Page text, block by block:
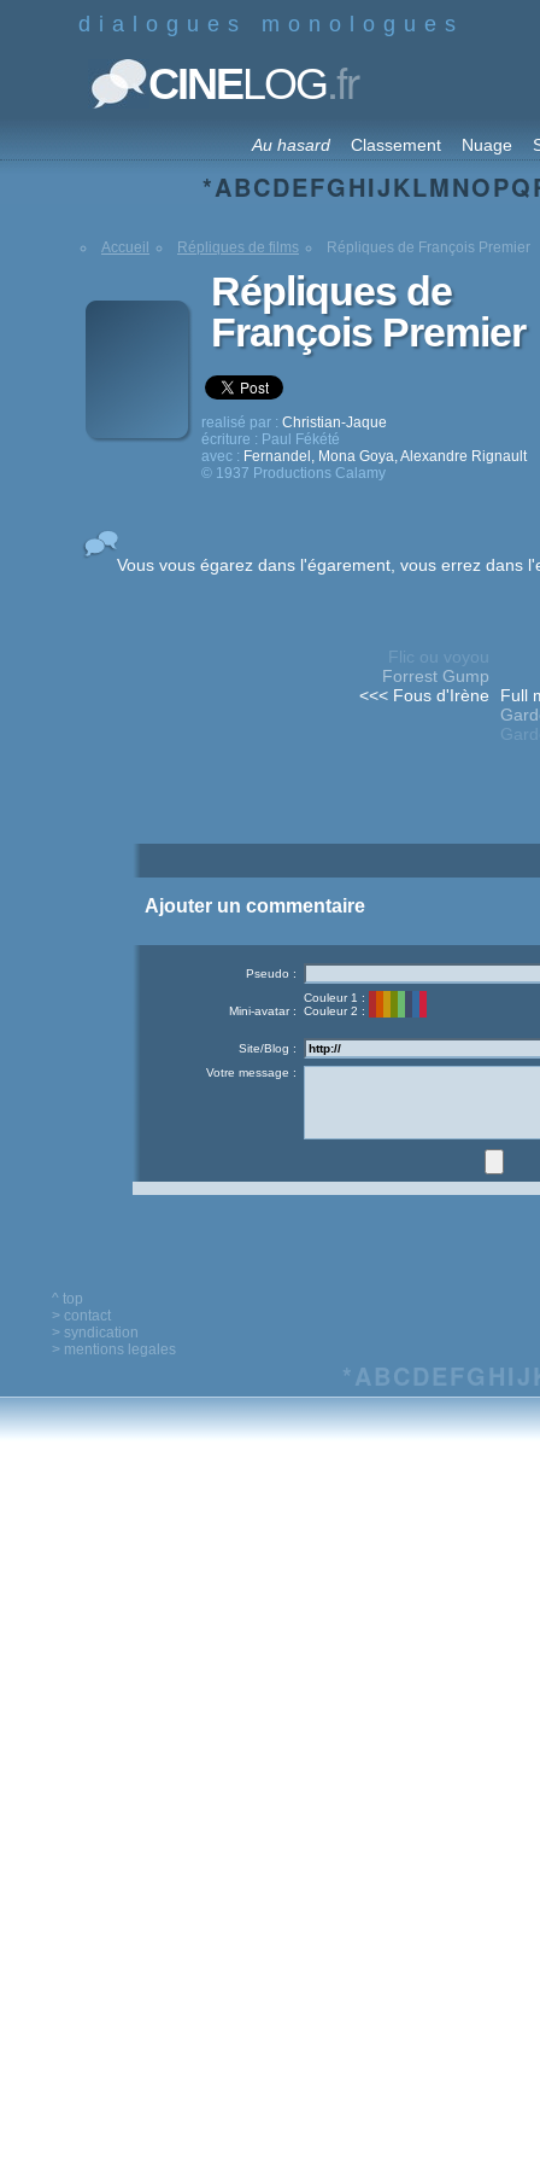
dialogues monologues
CINELOG.fr
Au hasard Classement Nuage
*ABCDEFGHIJKLMNOPQ
Accueil Répliques de films Répliques de François Premier
Répliques de
François Premier
realisé par : Christian-Jaque
écriture : Paul Fékété
avec : Fernandel , Mona Goya,Alexandre Rignault
© 1937 Productions Calamy
Vous vous égarez dans l'égarement, vous errez dans
Flic ou voyou
Forrest Gump
<<< Fous d'Irène
Full
Ajouter un commentaire
Pseudo :
Mini-avatar :
Couleur 1 :
Couleur 2 :
Site/Blog :
Votre message :
^ top
> contact
> syndication
> mentions legales
*ABCDEFG HIJ